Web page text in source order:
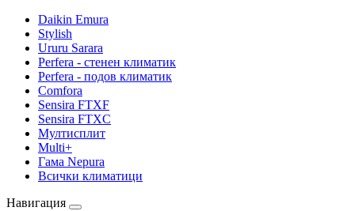
Daikin Emura
Stylish
Ururu Sarara
Perfera - стенен климатик
Perfera - подов климатик
Comfora
Sensira FTXF
Sensira FTXC
Мултисплит
Multi+
Гама Nepura
Всички климатици
Навигация